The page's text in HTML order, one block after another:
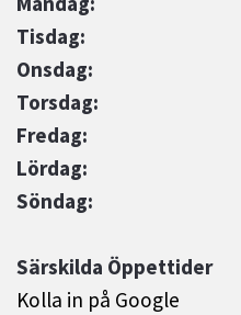
Tisdag:
Onsdag:
Torsdag:
Fredag:
Lördag:
Söndag:
Särskilda Öppettider
Kolla in på Google